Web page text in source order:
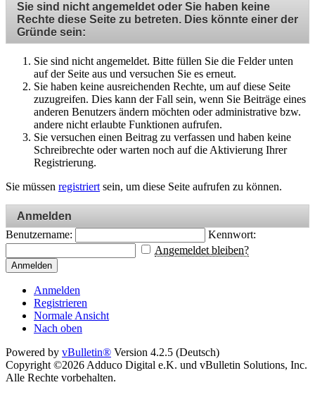
Sie sind nicht angemeldet oder Sie haben keine
Rechte diese Seite zu betreten. Dies könnte einer der
Gründe sein:
Sie sind nicht angemeldet. Bitte füllen Sie die Felder unten
auf der Seite aus und versuchen Sie es erneut.
Sie haben keine ausreichenden Rechte, um auf diese Seite
zuzugreifen. Dies kann der Fall sein, wenn Sie Beiträge eines
anderen Benutzers ändern möchten oder administrative bzw.
andere nicht erlaubte Funktionen aufrufen.
Sie versuchen einen Beitrag zu verfassen und haben keine
Schreibrechte oder warten noch auf die Aktivierung Ihrer
Registrierung.
Sie müssen registriertsein, um diese Seite aufrufen zu können.
Anmelden
Benutzername:
Kennwort:
Angemeldet bleiben?
Anmelden
Anmelden
Registrieren
Normale Ansicht
Nach oben
Powered by vBulletin® Version 4.2.5 (Deutsch)
Copyright ©2026 Adduco Digital e.K. und vBulletin Solutions, Inc.
Alle Rechte vorbehalten.